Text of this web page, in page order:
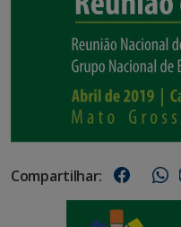
Compartilhar: